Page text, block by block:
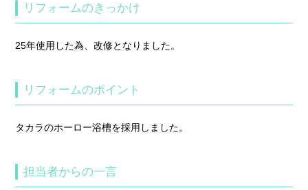
リフォームのきっかけ
25年使用した為、改修となりました。
リフォームのポイント
タカラのホーロー浴槽を採用しました。
担当者からの一言